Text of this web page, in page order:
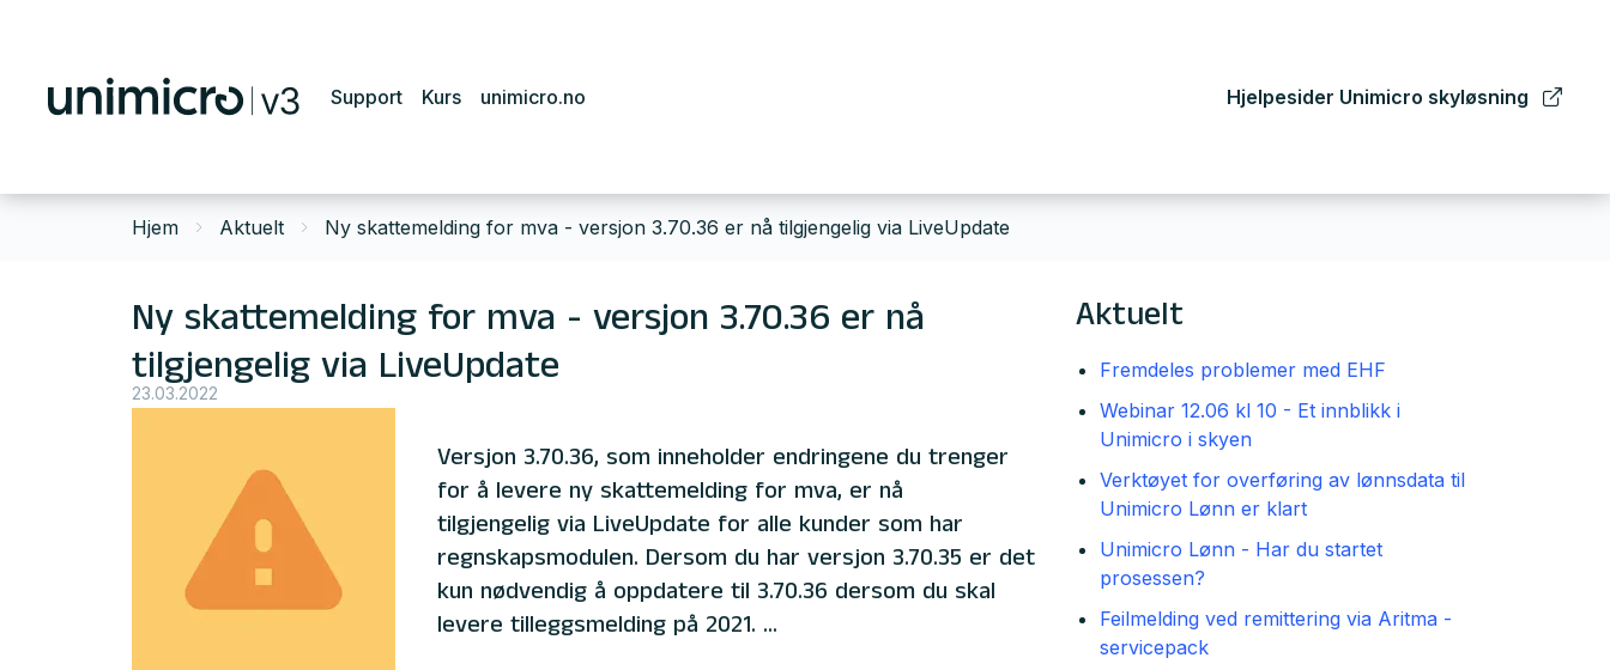
Support Kurs unimicro.no Hjelpesider Unimicro skyløsning
Hjem Aktuelt Ny skattemelding for mva - versjon 3.70.36 er nå tilgjengelig via LiveUpdate
Aktuelt
Fremdeles problemer med EHF
Webinar 12.06 kl 10 - Et innblikk i
Unimicro i skyen
Verktøyet for overføring av lønnsdata til
Unimicro Lønn er klart
Unimicro Lønn - Har du startet
prosessen?
Feilmelding ved remittering via Aritma -
servicepack
Ny skattemelding for mva - versjon 3.70.36 er nå
tilgjengelig via LiveUpdate
23.03.2022
Versjon 3.70.36, som inneholder endringene du trenger
for å levere ny skattemelding for mva, er nå
tilgjengelig via LiveUpdate for alle kunder som har
regnskapsmodulen. Dersom du har versjon 3.70.35 er det
kun nødvendig å oppdatere til 3.70.36 dersom du skal
levere tilleggsmelding på 2021. ...